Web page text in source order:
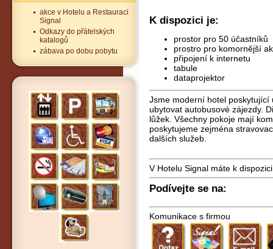
akce v Hotelu a Restauraci
Signal
Odkazy do přátelských
katalogů
zábava po dobu pobytu
K dispozici je:
prostor pro 50 účastníků
prostro pro komornější
připojení k internetu
tabule
dataprojektor
Jsme moderní hotel
ubytovat autobusové zájezdy.
lůžek. Všechny pokoje mají
poskytujeme zejména
dalších služeb.
V Hotelu Signal máte k
Podívejte se na:
Komunikace s firmou